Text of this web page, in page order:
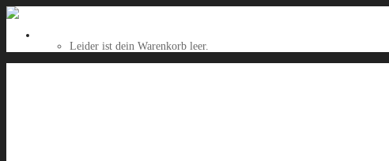
Leider ist dein Warenkorb leer.